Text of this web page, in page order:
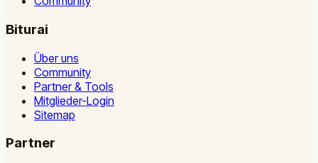
Biturai
Über uns
Community
Partner & Tools
Mitglieder-Login
Sitemap
Partner